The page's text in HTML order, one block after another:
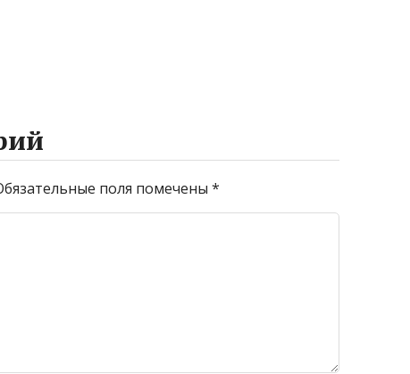
поля помечены *